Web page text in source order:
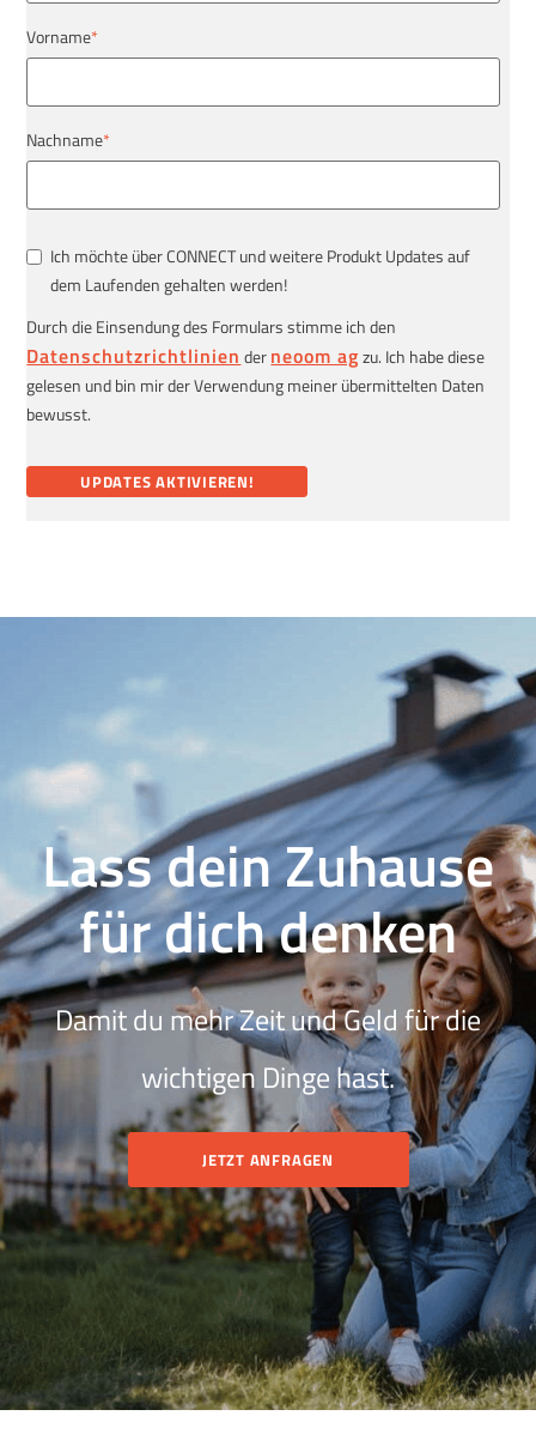
Vorname*
Nachname*
Ich möchte über CONNECT und weitere Produkt Updates auf
dem Laufenden gehalten werden!
Durch die Einsendung des Formulars stimme ich den
Datenschutzrichtlinien derneoom agzu. Ich habe diese
gelesen und bin mir der Verwendung meiner übermittelten Daten
bewusst.
Lass dein Zuhause
für dich denken
Damit du mehr Zeit und Geld für die
wichtigen Dinge hast.
JETZT ANFRAGEN